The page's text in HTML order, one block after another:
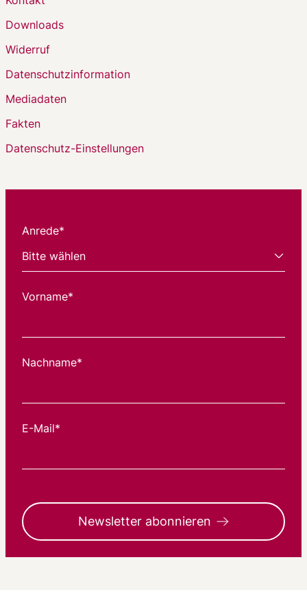
Downloads
Widerruf
Datenschutzinformation
Mediadaten
Fakten
Datenschutz-Einstellungen
Anrede*
Vorname*
Nachname*
E-Mail*
Newsletter abonnieren